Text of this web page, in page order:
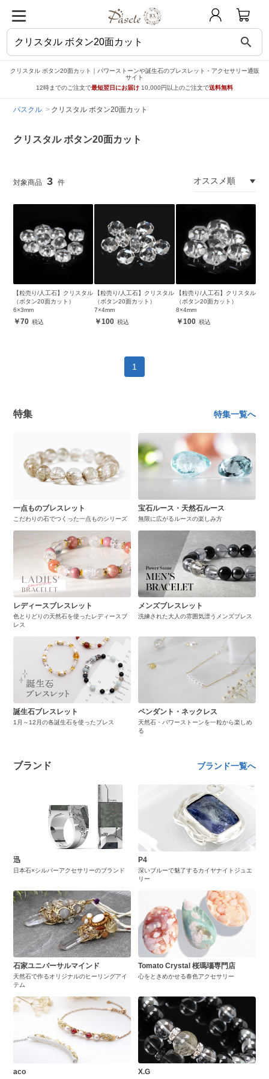
search
クリスタル ボタン20面カット｜パワーストーンや誕生石のブレスレット・アクセサリー通販
サイト
12時までのご注文で最短翌日にお届け 10,000円以上のご注文で送料無料
パスクル クリスタル ボタン20面カット
クリスタル ボタン20面カット
3
【粒売り/人工石】クリスタル
（ボタン20面カット）
6×3mm
70
【粒売り/人工石】クリスタル
（ボタン20面カット）
7×4mm
100
【粒売り/人工石】クリスタル
（ボタン20面カット）
8×4mm
100
1
特集 特集一覧へ
一点ものブレスレット
こだわりの石でつくった一点ものシリーズ
宝石ルース・天然石ルース
無限に広がるルースの楽しみ方
レディースブレスレット
色とりどりの天然石を使ったレディースブ
レス
メンズブレスレット
洗練された大人の雰囲気漂うメンズブレス
誕生石ブレスレット
1月～12月の各誕生石を使ったブレス
ペンダント・ネックレス
天然石・パワーストーンを一粒から楽しめ
る
ブランド ブランド一覧へ
迅
日本石×シルバーアクセサリーのブランド
P4
深いブルーで魅了するカイヤナイトジュエ
リー
石家ユニバーサルマインド
天然石で作るオリジナルのヒーリングアイ
テム
Tomato Crystal 桜瑪瑙専門店
心をときめかせる春色アクセサリー
aco X.G